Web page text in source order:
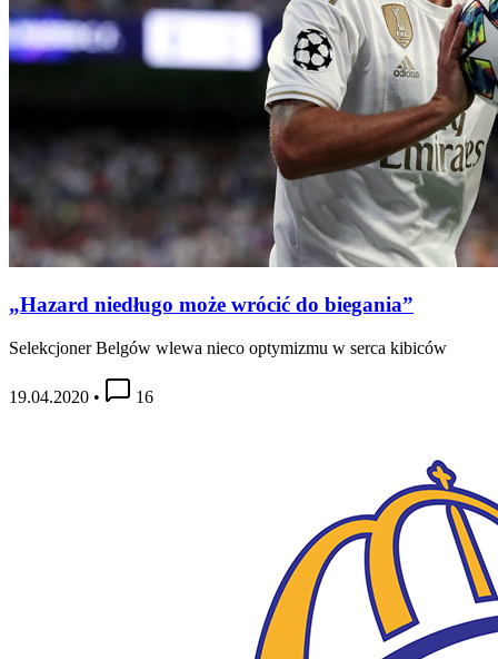
„Hazard niedługo może wrócić do biegania”
Selekcjoner Belgów wlewa nieco optymizmu w serca kibiców
19.04.2020 • 16